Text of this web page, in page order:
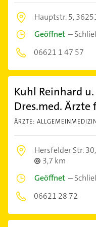
Hauptstr. 5,
Geöffnet –
06621 1 47 57
Kuhl Reinhard
Dres.med.
ÄRZTE:
Hersfelder Str. 30,
3,7 km
Geöffnet –
06621 28 72